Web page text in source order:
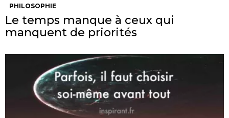
PHILOSOPHIE
Le temps manque à ceux qui
manquent de priorités